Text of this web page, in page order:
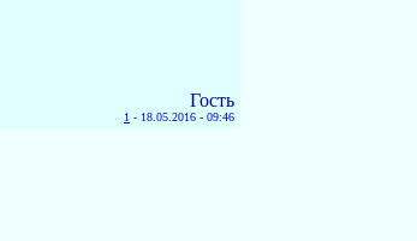
Гость
1 - 18.05.2016 - 09:46